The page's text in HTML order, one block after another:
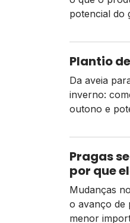
potencial do
Plantio
Da aveia
inverno:
outono e
Pragas
por que
Mudanças
o avanço de
menor